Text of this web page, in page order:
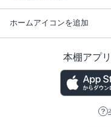
ホームアイコンを追加
本棚アプ